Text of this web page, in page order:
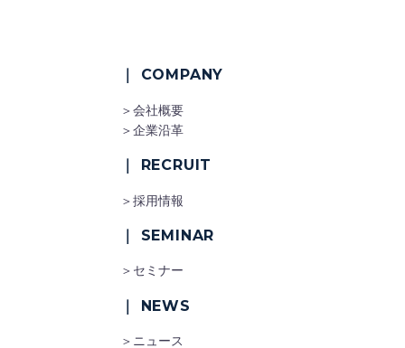
｜ COMPANY
＞会社概要
＞企業沿革
｜ RECRUIT
＞採用情報
｜ SEMINAR
＞セミナー
｜ NEWS
＞ニュース